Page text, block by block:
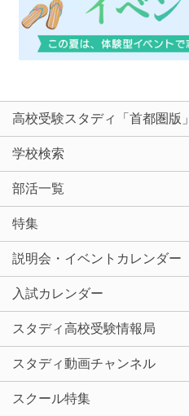
高校受験スタディ「首都圏版」
学校検索
部活一覧
特集
説明会・イベントカレンダー
入試カレンダー
スタディ高校受験情報局
スタディ動画チャンネル
スクール特集